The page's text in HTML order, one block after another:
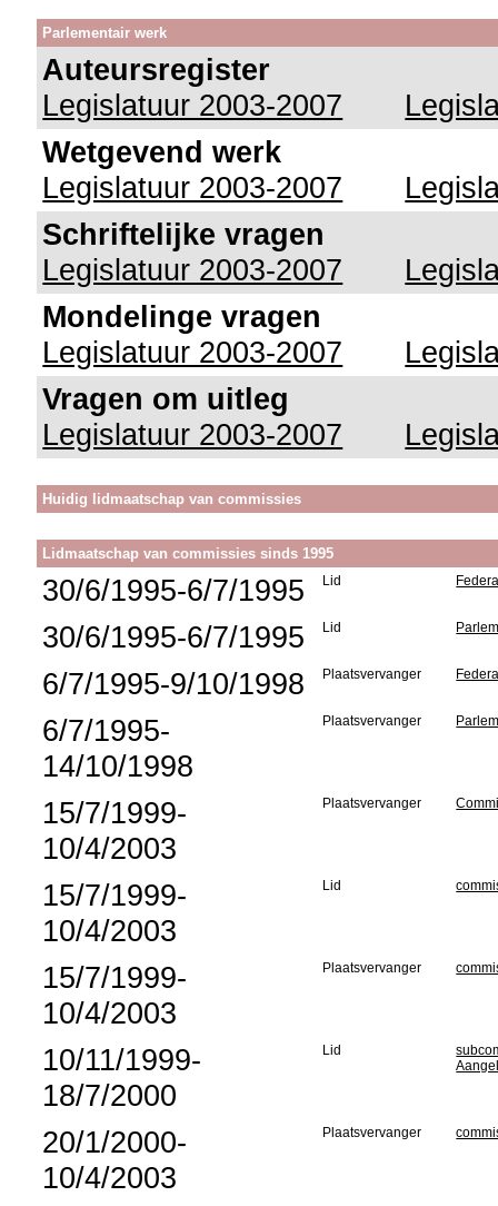
Parlementair werk
Auteursregister
Legislatuur 2003-2007
Wetgevend werk
Legislatuur 2003-2007
Schriftelijke vragen
Legislatuur 2003-2007
Mondelinge vragen
Legislatuur 2003-2007
Vragen om uitleg
Legislatuur 2003-2007
Huidig lidmaatschap van commissies
Lidmaatschap van commissies sinds 1995
30/6/1995-6/7/1995 Lid
30/6/1995-6/7/1995 Lid
6/7/1995-9/10/1998 Plaatsvervanger
6/7/1995-
14/10/1998
Plaatsvervanger
15/7/1999-
10/4/2003
Plaatsvervanger
15/7/1999-
10/4/2003
Lid
15/7/1999-
10/4/2003
Plaatsvervanger
10/11/1999-
18/7/2000
Lid
20/1/2000-
10/4/2003
Plaatsvervanger